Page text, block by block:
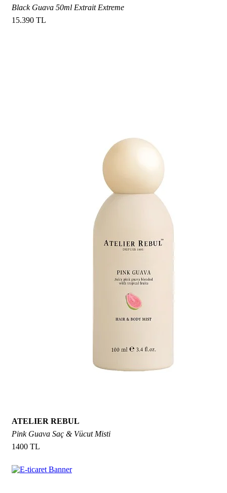
Black Guava 50ml Extrait Extreme
15.390 TL
ATELIER REBUL
Pink Guava Saç & Vücut Misti
1400 TL